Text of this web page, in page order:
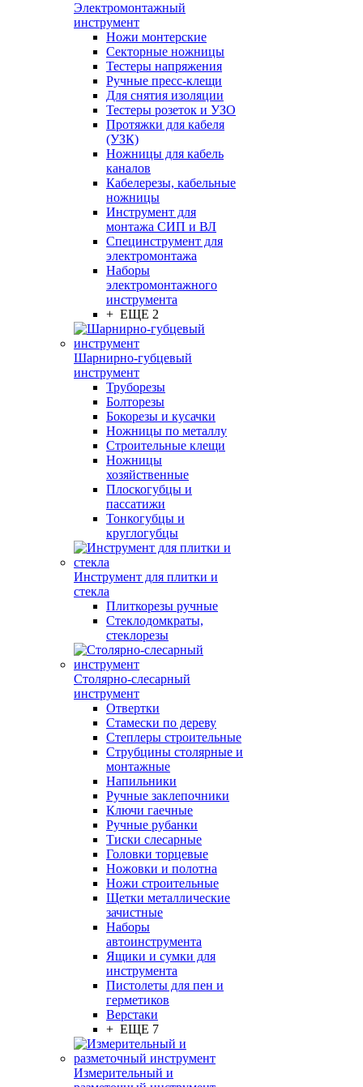
Электромонтажный
инструмент
Ножи монтерские
Секторные ножницы
Тестеры напряжения
Ручные пресс-клещи
Для снятия изоляции
Тестеры розеток и УЗО
Протяжки для кабеля
(УЗК)
Ножницы для кабель
каналов
Кабелерезы, кабельные
ножницы
Инструмент для
монтажа СИП и ВЛ
Специнструмент для
электромонтажа
Наборы
электромонтажного
инструмента
+ ЕЩЕ 2
Шарнирно-губцевый
инструмент
Труборезы
Болторезы
Бокорезы и кусачки
Ножницы по металлу
Строительные клещи
Ножницы
хозяйственные
Плоскогубцы и
пассатижи
Тонкогубцы и
круглогубцы
Инструмент для плитки и
стекла
Плиткорезы ручные
Стеклодомкраты,
стеклорезы
Столярно-слесарный
инструмент
Отвертки
Стамески по дереву
Степлеры строительные
Струбцины столярные и
монтажные
Напильники
Ручные заклепочники
Ключи гаечные
Ручные рубанки
Тиски слесарные
Головки торцевые
Ножовки и полотна
Ножи строительные
Щетки металлические
зачистные
Наборы
автоинструмента
Ящики и сумки для
инструмента
Пистолеты для пен и
герметиков
Верстаки
+ ЕЩЕ 7
Измерительный и